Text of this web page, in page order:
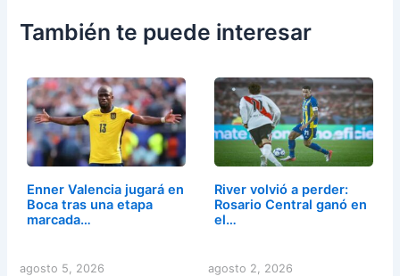
También te puede interesar
Enner Valencia jugará en
Boca tras una etapa
marcada…
agosto 5, 2026
River volvió a perder:
Rosario Central ganó en
el…
agosto 2, 2026